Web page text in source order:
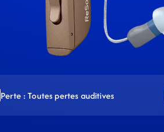
Perte : Toutes pertes auditives